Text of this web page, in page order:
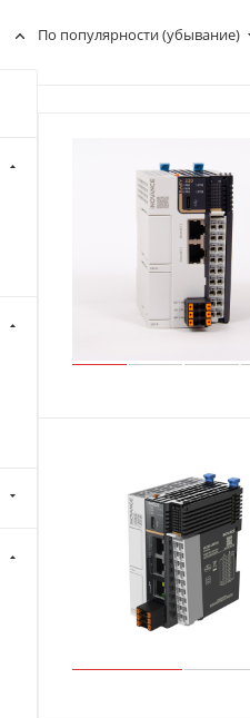
По популярности (убывание)